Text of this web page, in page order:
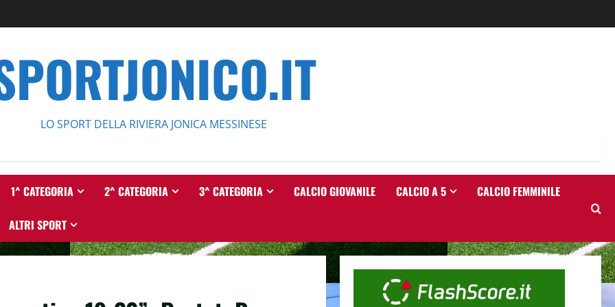
LO SPORT DELLA RIVIERA JONICA MESSINESE
1^ CATEGORIA 2^ CATEGORIA 3^ CATEGORIA CALCIO GIOVANILE CALCIO A 5 CALCIO FEMMINILE
ALTRI SPORT